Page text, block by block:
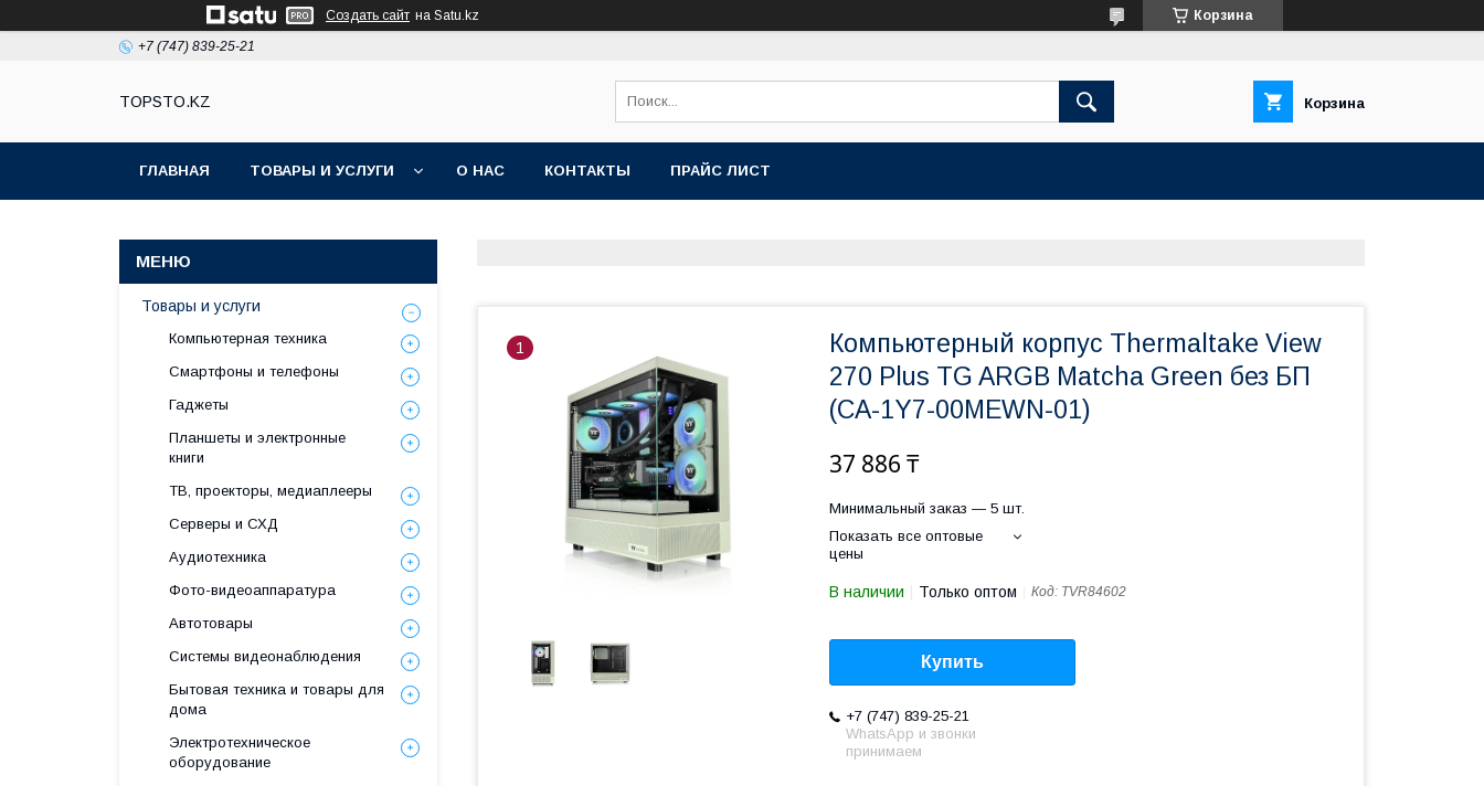
Создать сайт на Satu.kz Корзина
+7 (747) 839-25-21
TOPSTO.KZ Корзина
ГЛАВНАЯ ТОВАРЫ И УСЛУГИ О НАС КОНТАКТЫ ПРАЙС ЛИСТ
1
Компьютерный корпус Thermaltake View
270 Plus TG ARGB Matcha Green без БП
(CA-1Y7-00MEWN-01)
37 886 ₸
Минимальный заказ — 5 шт.
Показать все оптовые
цены
В наличии Только оптом Код: TVR84602
Купить
+7 (747) 839-25-21
WhatsApp и звонки
принимаем
Товары и услуги
Компьютерная техника
Смартфоны и телефоны
Гаджеты
Планшеты и электронные
книги
ТВ, проекторы, медиаплееры
Серверы и СХД
Аудиотехника
Фото-видеоаппаратура
Автотовары
Системы видеонаблюдения
Бытовая техника и товары для
дома
Электротехническое
оборудование